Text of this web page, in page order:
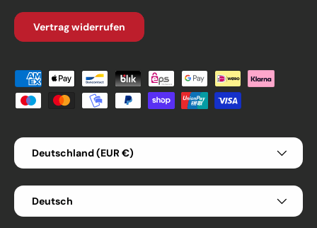
Vertrag widerrufen
Zahlungsmethoden
Land/Region
Deutschland (EUR €)
Sprache
Deutsch